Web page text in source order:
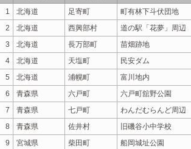
1
北海道 足寄町 町有林下斗伏団地
2
北海道 西興部村 道の駅「花夢」周辺
3
北海道 長万部町 苗畑跡地
4
北海道 天塩町 民安ダム
5
北海道 浦幌町 富川地内
6
青森県 六戸町 六戸町舘野公園
7
青森県 七戸町 わんだむらんど周辺
8
青森県 佐井村 旧磯谷小中学校
9
宮城県 柴田町 船岡城址公園